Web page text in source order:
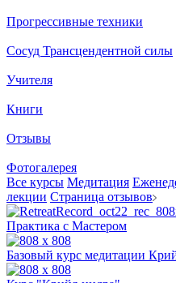
Прогрессивные техники
Сосуд Трансцендентной силы
Учителя
Книги
Отзывы
Фотогалерея
Все курсы Медитация
лекции Страница отзывов
Практика с Мастером
Базовый курс медитации